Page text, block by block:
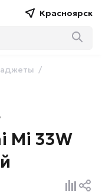
Красноярск
Mi 33W